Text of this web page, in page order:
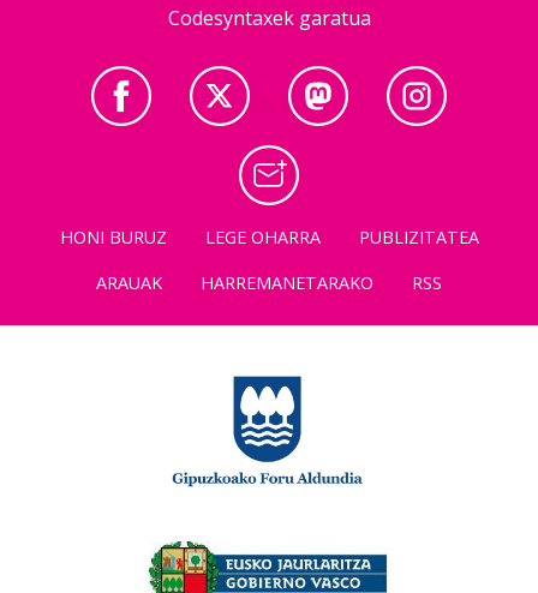
Codesyntaxek garatua
HONI BURUZ LEGE OHARRA
PUBLIZITATEA
ARAUAK
HARREMANETARAKO RSS